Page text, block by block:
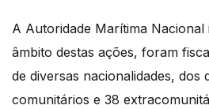
A Autoridade Marítima
âmbito destas ações, foram
de diversas nacionalidades, dos
comunitários e 38